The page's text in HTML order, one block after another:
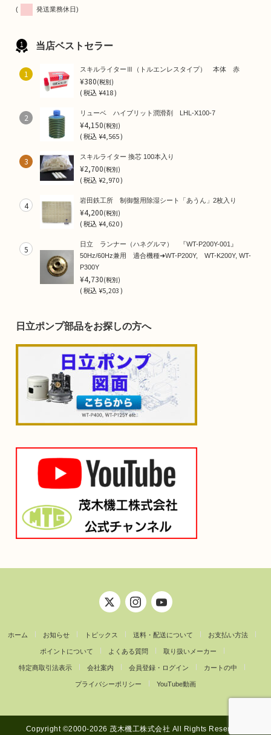
( 発送業務休日)
当店ベストセラー
1 スキルライターⅢ（トルエンレスタイプ） 本体 赤
¥380(税別)
(税込¥418 )
2 リューベ ハイブリット潤滑剤 LHL-X100-7
¥4,150(税別)
(税込¥4,565 )
3 スキルライター 換芯 100本入り
¥2,700(税別)
(税込¥2,970 )
4 岩田鉄工所 制御盤用除湿シート「あうん」2枚入り
¥4,200(税別)
(税込¥4,620 )
5
日立 ランナー（ハネグルマ） 『WT-P200Y-001』
50Hz/60Hz兼用 適合機種➜WT-P200Y, WT-K200Y, WT-
P300Y
¥4,730(税別)
(税込¥5,203 )
日立ポンプ部品をお探しの方へ
ホーム お知らせ トピックス 送料・配送について お支払い方法
ポイントについて よくある質問 取り扱いメーカー
特定商取引法表示 会社案内 会員登録・ログイン カートの中
プライバシーポリシー YouTube動画
Copyright ©︎2000-2026 茂木機工株式会社 All Rights Reserved.